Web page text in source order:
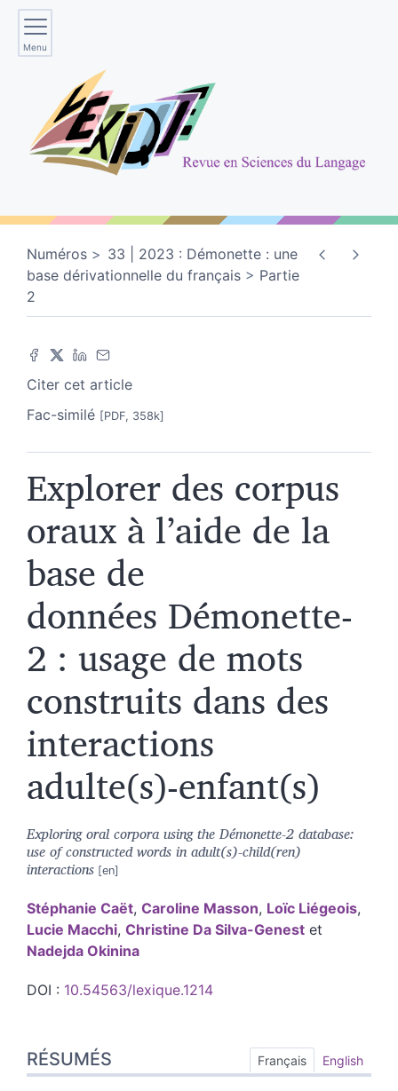
Menu
Numéros
33 | 2023 : Démonette : une
base dérivationnelle du français
Partie
2
Citer cet article
Fac-similé [PDF, 358k]
Explorer des corpus
oraux à l’aide de la
base de
données Démonette-
2 : usage de mots
construits dans des
interactions
adulte(s)-enfant(s)
Exploring oral corpora using the Démonette-2 database:
use of constructed words in adult(s)-child(ren)
interactions
Stéphanie Caët, Caroline Masson, Loïc Liégeois,
Lucie Macchi, Christine Da Silva-Genest et
Nadejda Okinina
DOI : 10.54563/lexique.1214
Index
Plan
RÉSUMÉS Français English